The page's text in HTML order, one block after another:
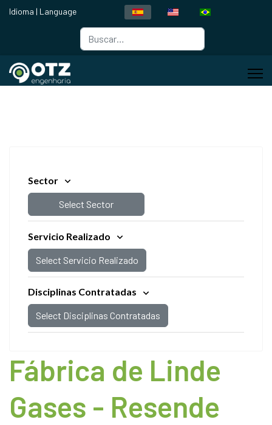
Idioma | Language
Buscar
Sector
Select Sector
Servicio Realizado
Select Servicio Realizado
Disciplinas Contratadas
Select Disciplinas Contratadas
Fábrica de Linde
Gases - Resende